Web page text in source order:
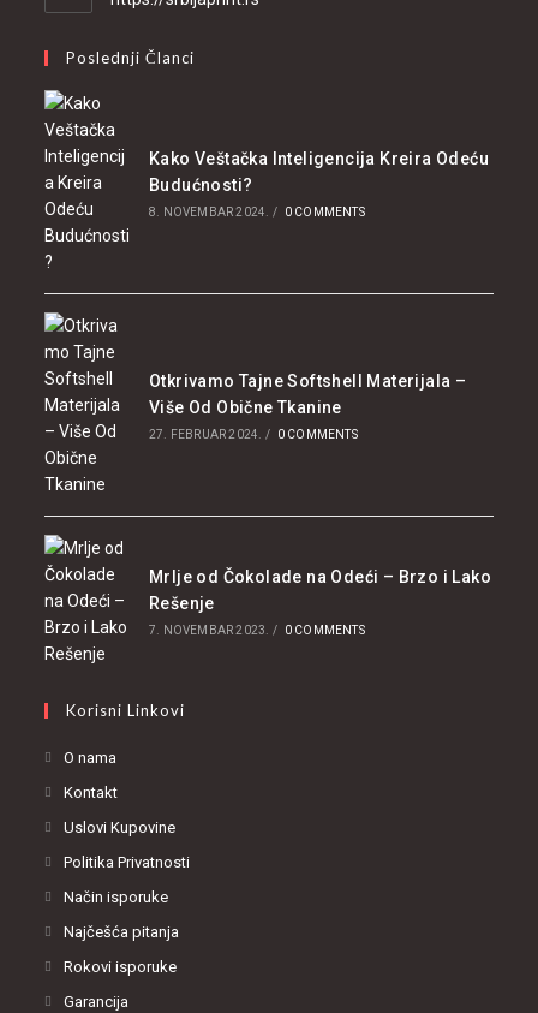
Poslednji Članci
Kako Veštačka Inteligencija Kreira Odeću
Budućnosti?
8. NOVEMBAR 2024. / 0 COMMENTS
Otkrivamo Tajne Softshell Materijala –
Više Od Obične Tkanine
27. FEBRUAR 2024. / 0 COMMENTS
Mrlje od Čokolade na Odeći – Brzo i Lako
Rešenje
7. NOVEMBAR 2023. / 0 COMMENTS
Korisni Linkovi
O nama
Kontakt
Uslovi Kupovine
Politika Privatnosti
Način isporuke
Najčešća pitanja
Rokovi isporuke
Garancija